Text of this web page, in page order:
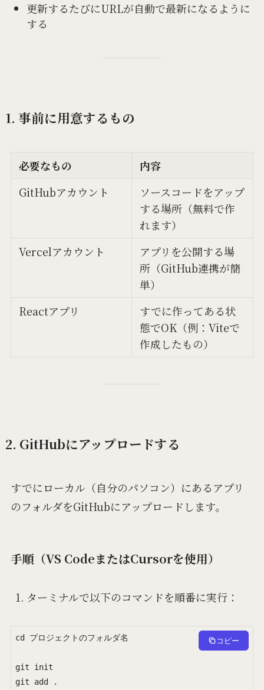
更新するたびにURLが自動で最新になるように
する
1. 事前に用意するもの
必要なもの
内容
GitHubアカウント
ソースコードをアップ
する場所（無料で作
れます）
Vercelアカウント
アプリを公開する場
所（GitHub連携が簡
単）
Reactアプリ
すでに作ってある状
態でOK（例：Viteで
作成したもの）
2. GitHubにアップロードする
すでにローカル（自分のパソコン）にあるアプリ
のフォルダをGitHubにアップロードします。
手順（VS CodeまたはCursorを使用）
ターミナルで以下のコマンドを順番に実行：
cd プロジェクトのフォルダ名
git init
git add .
コピー